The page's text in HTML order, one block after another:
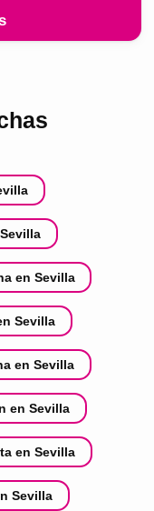
en Sevilla
Sevilla
en Sevilla
en Sevilla
en Sevilla
Sevilla